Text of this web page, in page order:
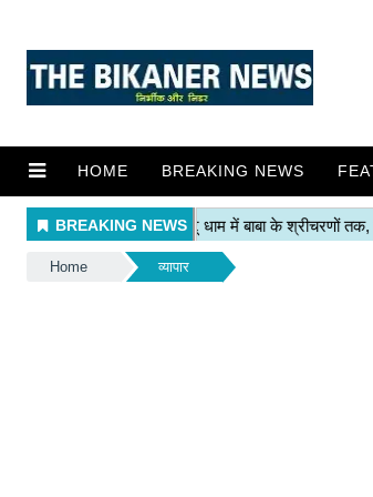
HOME BREAKING NEWS
Home व्यापार